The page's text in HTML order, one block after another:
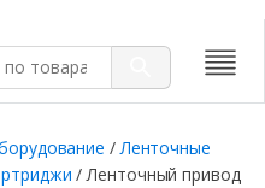
/Ленточные
/ Ленточный привод